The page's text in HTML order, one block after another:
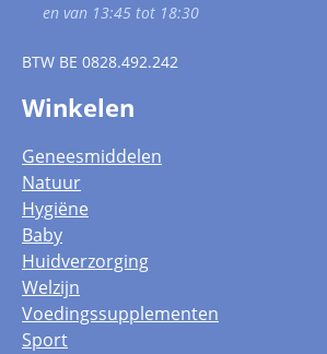
en van 13:45 tot 18:30
BTW BE 0828.492.242
Winkelen
Geneesmiddelen
Natuur
Hygiëne
Baby
Huidverzorging
Welzijn
Voedingssupplementen
Sport